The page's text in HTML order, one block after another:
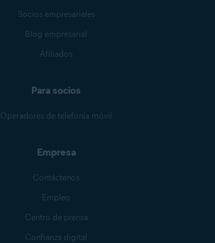
Socios empresariales
Blog empresarial
Afiliados
Para socios
Operadores de telefonía móvil
Empresa
Contáctenos
Empleo
Centro de prensa
Confianza digital